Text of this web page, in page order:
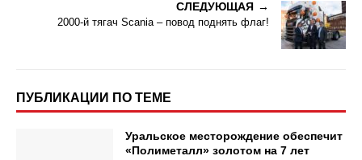
СЛЕДУЮЩАЯ
2000-й тягач Scania – повод поднять флаг!
ПУБЛИКАЦИИ ПО ТЕМЕ
Уральское месторождение обеспечит
«Полиметалл» золотом на 7 лет